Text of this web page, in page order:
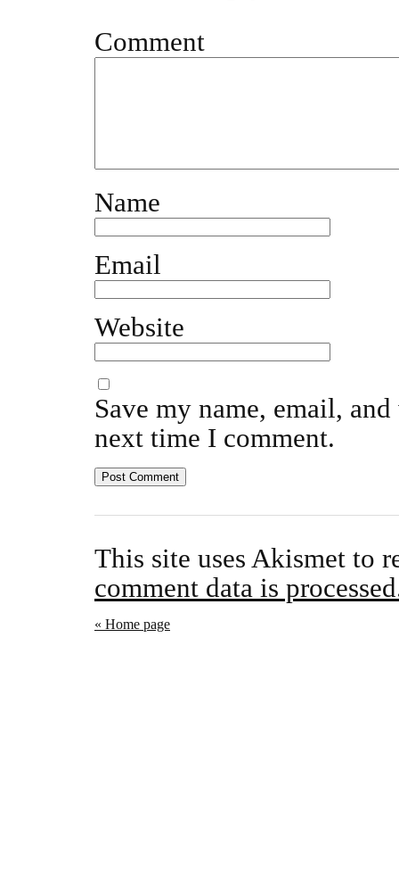
Comment
Name
Email
Website
Save my name, email,
next time I comment.
This site uses Akismet to
comment data is
« Home page